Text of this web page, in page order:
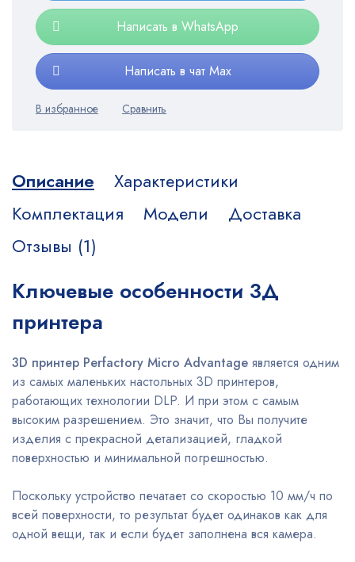
Написать в WhatsApp
Написать в чат Max
Описание
Характеристики
Комплектация
Модели
Доставка
Отзывы (1)
Ключевые особенности 3Д
принтера
3D принтер Perfactory Micro Advantage является одним
из самых маленьких настольных 3D принтеров,
работающих технологии DLP. И при этом с самым
высоким разрешением. Это значит, что Вы получите
изделия с прекрасной детализацией, гладкой
поверхностью и минимальной погрешностью.
Поскольку устройство печатает со скоростью 10 мм/ч по
всей поверхности, то результат будет одинаков как для
одной вещи, так и если будет заполнена вся камера.